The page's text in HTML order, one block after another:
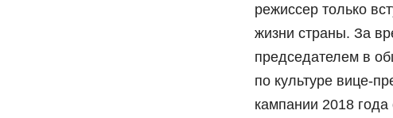
режиссер только
жизни страны. За
председателем в
по культуре вице-
кампании 2018